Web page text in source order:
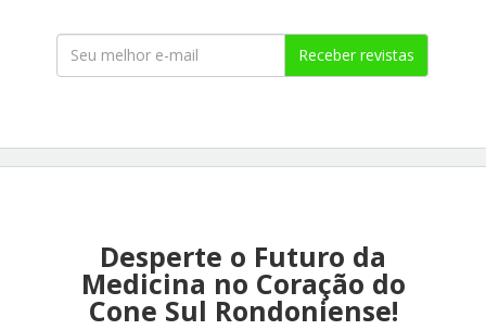
Receber revistas
Desperte o Futuro da
Medicina no Coração do
Cone Sul Rondoniense!